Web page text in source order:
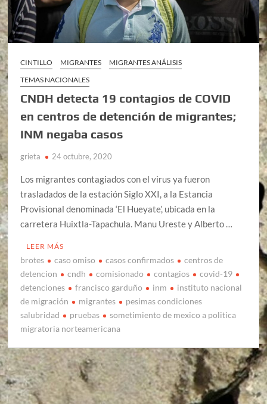
CINTILLO MIGRANTES
MIGRANTES ANÁLISIS
TEMAS NACIONALES
CNDH detecta 19 contagios de COVID
en centros de detención de migrantes;
INM negaba casos
grieta 24 octubre, 2020
Los migrantes contagiados con el virus ya fueron
trasladados de la estación Siglo XXI, a la Estancia
Provisional denominada ‘El Hueyate’, ubicada en la
carretera Huixtla-Tapachula. Manu Ureste y Alberto …
LEER MÁS
brotes caso omiso casos confirmados
centros de
detencion
cndh comisionado contagios
covid-19
detenciones
francisco garduño inm
instituto nacional
de migración
migrantes
pesimas condiciones
salubridad
pruebas
sometimiento de mexico a politica
migratoria norteamericana